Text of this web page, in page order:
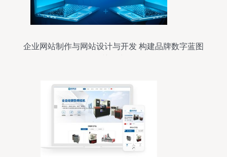
企业网站制作与网站设计与开发 构建品牌数字蓝图